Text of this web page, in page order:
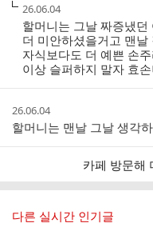
작
성
시
간
26.06.04
할머니는 그날 짜증냈
더 미안하셨을거고 맨
자식보다도 더 예쁜 손
이상 슬퍼하지 말자 효
작
성
시
간
26.06.04
할머니는 맨날 그날 생각
카페 방문해
다른 실시간 인기글